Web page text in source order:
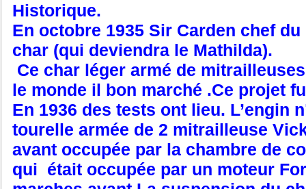
Historique.
En octobre 1935 Sir Carden chef
char (qui deviendra le Mathilda).
Ce char léger armé de
le monde il bon marché .Ce projet
En 1936 des tests ont lieu. L’engin
tourelle armée de 2 mitrailleuse
avant occupée par la chambre de
qui était occupée par un moteur